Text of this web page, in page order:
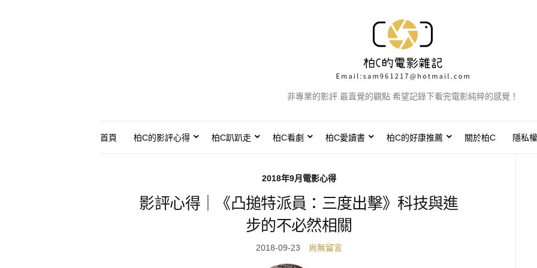
非專業的影評 最直覺的觀點 希望記錄下看完電影純粹的感覺！
首頁 柏C的影評心得 柏C趴趴走 柏C看劇 柏C愛讀書 柏C的好康推薦 關於柏C 隱私
2018年9月電影心得
影評心得｜《凸搥特派員：三度出擊》科技與進
步的不必然相關
2018-09-23 尚無留言